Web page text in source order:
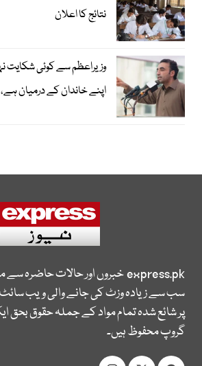
نتائج کا اعلان
وزیراعظم سے کوئی شکایت
اپنے خاندان کے درمیان ہے،
express.pkخبروں اور حالات حاضرہ سے
سب سے زیادہ وزٹ کی جانے والی ویب
پر شائع شدہ تمام مواد کے جملہ حقوق بحق
گروپ محفوظ ہیں۔